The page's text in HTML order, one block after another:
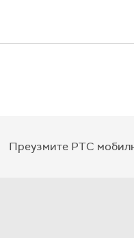
Преузмите РТС